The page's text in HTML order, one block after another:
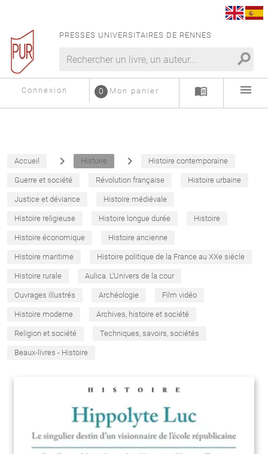
PRESSES UNIVERSITAIRES DE RENNES
search
Connexion Mon panier
0 menu_book menu
Accueil navigate_next Histoire navigate_next Histoire contemporaine
Guerre et société Révolution française Histoire urbaine
Justice et déviance Histoire médiévale
Histoire religieuse Histoire longue durée Histoire
Histoire économique Histoire ancienne
Histoire maritime Histoire politique de la France au XXe siècle
Histoire rurale Aulica. L'Univers de la cour
Ouvrages illustrés Archéologie Film vidéo
Histoire moderne Archives, histoire et société
Religion et société Techniques, savoirs, sociétés
Beaux-livres - Histoire